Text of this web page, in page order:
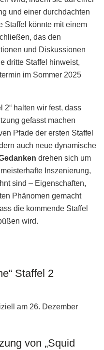
und einer durchdachten
Staffel könnte mit einem
das den
und Diskussionen
dritte Staffel hinweist,
im Sommer 2025
2“ halten wir fest, dass
gefasst machen
Pfade der ersten Staffel
auch neue dynamische
drehen sich um
Inszenierung,
sind – Eigenschaften,
Phänomen gemacht
die kommende Staffel
wird.
Staffel 2
am 26. Dezember
von „Squid